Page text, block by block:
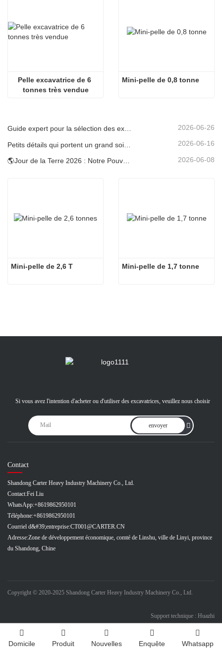
Pelle excavatrice de 6
tonnes très vendue
Mini-pelle de 0,8 tonne
Guide expert pour la sélection des excavatrices Carter (0,6 t à 60 t) pour une efficacité optimale sur le chantier 2026-06-26
2026-06-16
2026-06-08
Mini-pelle de 2,6 T Mini-pelle de 1,7 tonne
Si vous avez l'intention d'acheter ou d'utiliser des excavatrices, veuillez nous choisir
envoyer
Contact
Shandong Carter Heavy Industry Machinery Co., Ltd.
Contact:Fei Liu
WhatsApp:+8619862950101
Téléphone:+8619862950101
Courriel d&#39;entreprise:CT001@CARTER.CN
Adresse:Zone de développement économique, comté de Linshu, ville de Linyi, province
du Shandong, Chine
Copyright © 2020-2025 Shandong Carter Heavy Industry Machinery Co., Ltd.
Support technique : Huazhi
Domicile Produit Nouvelles Enquête Whatsapp